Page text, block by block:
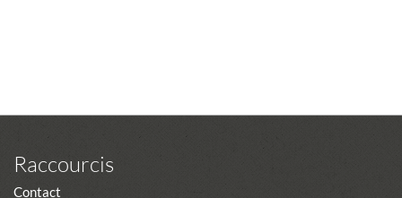
Raccourcis
Contact